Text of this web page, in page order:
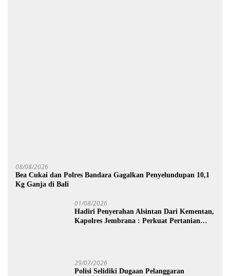
08/08/2026
Bea Cukai dan Polres Bandara Gagalkan Penyelundupan 10,1
Kg Ganja di Bali
01/08/2026
Hadiri Penyerahan Alsintan Dari Kementan,
Kapolres Jembrana : Perkuat Pertanian
29/07/2026
Polisi Selidiki Dugaan Pelanggaran